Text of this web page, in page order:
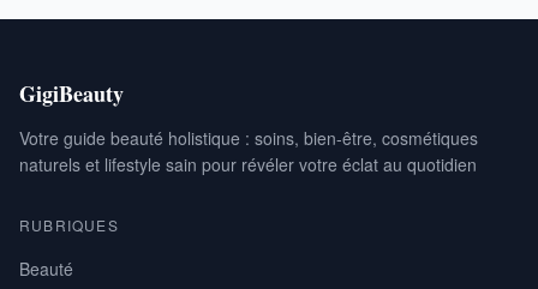
GigiBeauty
Votre guide beauté holistique : soins, bien-être, cosmétiques
naturels et lifestyle sain pour révéler votre éclat au quotidien
RUBRIQUES
Beauté